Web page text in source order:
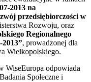
2013 na
przedsiębiorczości w
Rozwoju, oraz
Regionalnego
, prowadzonej dla
Wielkopolskiego.
WiseEuropa odpowiada
Społeczne i